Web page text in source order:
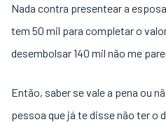
Nada contra presentear a
tem 50 mil para completar o
desembolsar 140 mil não me
Então, saber se vale a pena ou
pessoa que já te disse não ter o